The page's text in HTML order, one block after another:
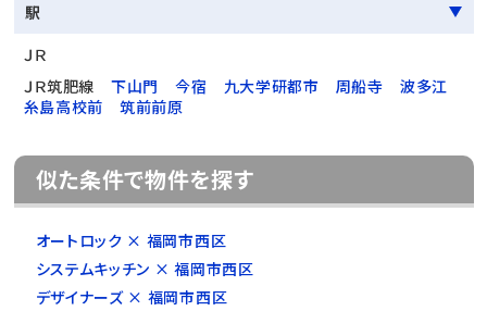
駅
ＪＲ
ＪＲ筑肥線
下山門 今宿 九大学研都市 周船寺
波多江
糸島高校前
筑前前原
似た条件で物件を探す
オートロック × 福岡市西区
システムキッチン × 福岡市西区
デザイナーズ × 福岡市西区